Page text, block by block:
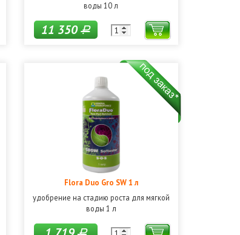
воды 10 л
11 350Р
Flora Duo Gro SW 1 л
удобрение на стадию роста для мягкой
воды 1 л
Р